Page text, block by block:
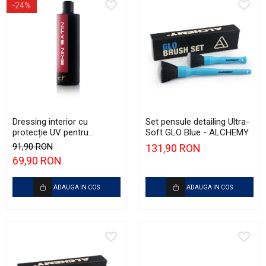
-24%
Dressing interior cu
protecție UV pentru
plastice - Detailing Kingdom
Skin Satin (500ml)
91,90 RON
69,90 RON
ADAUGA IN COS
Set pensule detailing Ultra-
Soft GLO Blue - ALCHEMY
131,90 RON
ADAUGA IN COS